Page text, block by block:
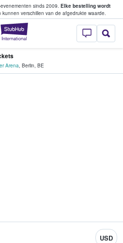
sinds 2009. Elke bestelling wordt
kunnen verschillen van de afgedrukte waarde.
StubHub: waar
verkopen
Arena, Berlin, BE
USD